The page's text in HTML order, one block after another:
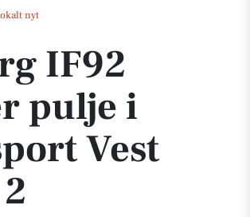
nyt
pulje i Parasport Vest LIGA 2
IF92
pulje i
Vest